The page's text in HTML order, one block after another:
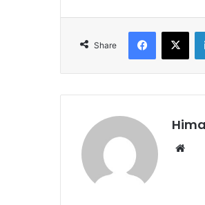
c
e
o
o
k
st
o
d
o
n
ai
l
e
Share